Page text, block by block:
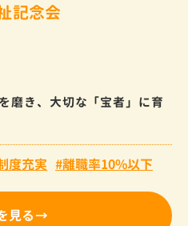
記念会
磨き、大切な「宝者」に育
度充実 離職率10%以下
見る